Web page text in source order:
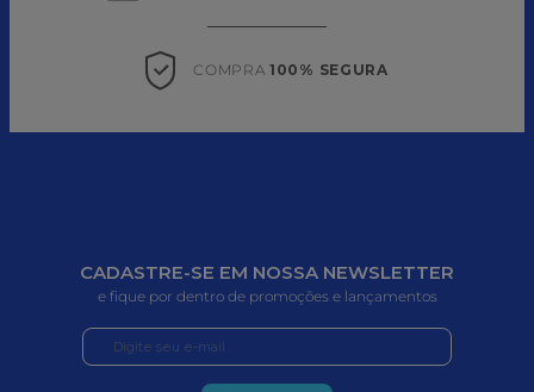
COMPRA 100% SEGURA
CADASTRE-SE EM NOSSA NEWSLETTER
e fique por dentro de promoções e lançamentos